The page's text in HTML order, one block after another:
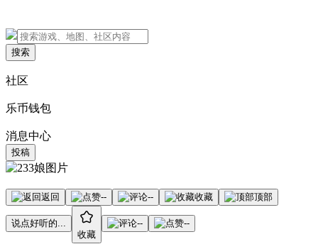
搜索
社区
乐币钱包
消息中心
投稿
返回 -- -- 收藏 顶部
说点好听的...
收藏
-- --